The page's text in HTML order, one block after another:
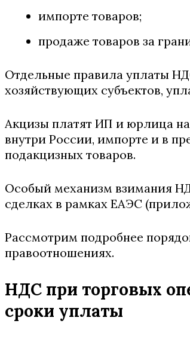
импорте товаров;
продаже товаров за
Отдельные правила уплаты
хозяйствующих субъектов,
Акцизы платят ИП и юрлица
внутри России, импорте и в
подакцизных товаров.
Особый механизм взимания
сделках в рамках ЕАЭС
Рассмотрим подробнее
правоотношениях.
НДС при торговых
сроки уплаты